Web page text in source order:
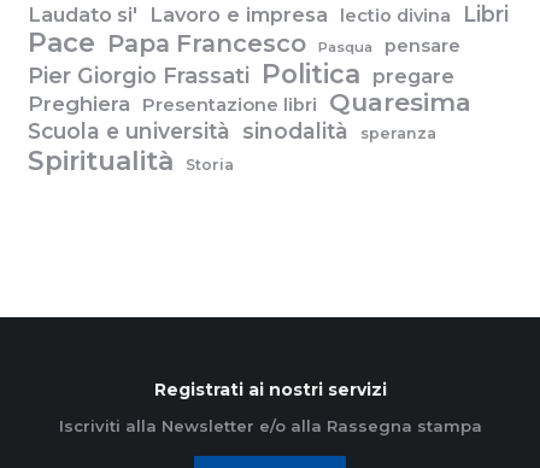
Laudato si' Lavoro e impresa lectio divina Libri
Pace Papa Francesco Pasqua pensare
Pier Giorgio Frassati Politica pregare
Preghiera
Presentazione libri Quaresima
Scuola e università sinodalità speranza
Spiritualità Storia
Registrati ai nostri servizi
Iscriviti alla Newsletter e/o alla Rassegna stampa